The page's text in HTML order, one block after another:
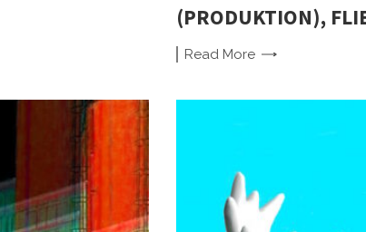
(PRODUKTION),
Read More